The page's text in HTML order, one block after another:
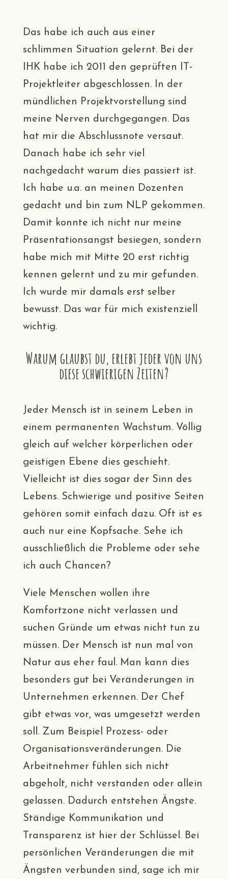
Das habe ich auch aus einer
schlimmen Situation gelernt. Bei der
IHK habe ich 2011 den geprüften IT-
Projektleiter abgeschlossen. In der
mündlichen Projektvorstellung sind
meine Nerven durchgegangen. Das
hat mir die Abschlussnote versaut.
Danach habe ich sehr viel
nachgedacht warum dies passiert ist.
Ich habe u.a. an meinen Dozenten
gedacht und bin zum NLP gekommen.
Damit konnte ich nicht nur meine
Präsentationsangst besiegen, sondern
habe mich mit Mitte 20 erst richtig
kennen gelernt und zu mir gefunden.
Ich wurde mir damals erst selber
bewusst. Das war für mich existenziell
wichtig.
Warum glaubst du, erlebt jeder von uns
diese schwierigen Zeiten?
Jeder Mensch ist in seinem Leben in
einem permanenten Wachstum. Völlig
gleich auf welcher körperlichen oder
geistigen Ebene dies geschieht.
Vielleicht ist dies sogar der Sinn des
Lebens. Schwierige und positive Seiten
gehören somit einfach dazu. Oft ist es
auch nur eine Kopfsache. Sehe ich
ausschließlich die Probleme oder sehe
ich auch Chancen?
Viele Menschen wollen ihre
Komfortzone nicht verlassen und
suchen Gründe um etwas nicht tun zu
müssen. Der Mensch ist nun mal von
Natur aus eher faul. Man kann dies
besonders gut bei Veränderungen in
Unternehmen erkennen. Der Chef
gibt etwas vor, was umgesetzt werden
soll. Zum Beispiel Prozess- oder
Organisationsveränderungen. Die
Arbeitnehmer fühlen sich nicht
abgeholt, nicht verstanden oder allein
gelassen. Dadurch entstehen Ängste.
Ständige Kommunikation und
Transparenz ist hier der Schlüssel. Bei
persönlichen Veränderungen die mit
Ängsten verbunden sind, sage ich mir